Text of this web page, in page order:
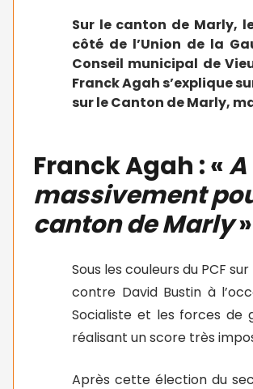
Sur le canton de
côté de l’Union de la
Conseil municipal de
Franck Agah s’explique
sur le Canton de Marly,
Franck Agah : «
massivement
canton de Marly»
Sous les couleurs du PCF
contre David Bustin à
Socialiste et les forces de
réalisant un score très
Après cette élection du